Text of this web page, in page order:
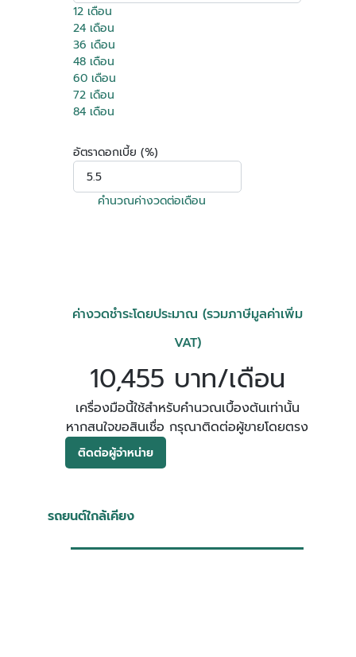
12 เดือน
24 เดือน
36 เดือน
48 เดือน
60 เดือน
72 เดือน
84 เดือน
อัตราดอกเบี้ย (%)
คำนวณค่างวดต่อเดือน
ค่างวดชำระโดยประมาณ (รวมภาษีมูลค่าเพิ่ม
VAT)
10,455 บาท/เดือน
เครื่องมือนี้ใช้สำหรับคำนวณเบื้องต้นเท่านั้น
หากสนใจขอสินเชื่อ กรุณาติดต่อผู้ขายโดยตรง
ติดต่อผู้จำหน่าย
รถยนต์ใกล้เคียง